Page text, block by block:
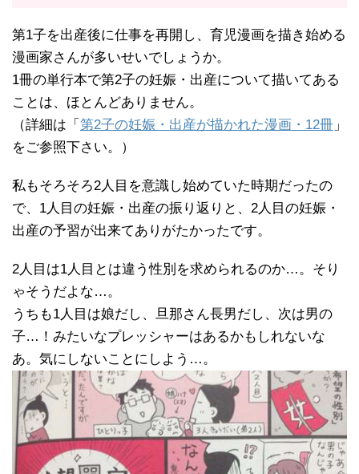
第1子を出産後に仕事を再開し、育児漫画を描き始める
漫画家さんが多いせいでしょうか。
1冊の単行本で第2子の妊娠・出産について描いてある
ことは、ほとんどありません。
（詳細は「 第2子の妊娠・出産が描かれた漫画・12冊 」
をご参照下さい。）
私もそろそろ2人目を意識し始めていた時期だったの
で、1人目の妊娠・出産の振り返りと、2人目の妊娠・
出産の予習が出来てありがたかったです。
2人目は1人目とは違う性別を求められるのか…。そり
ゃそうだよな…。
うちも1人目は娘だし、旦那さん長男だし、次は男の
子…！みたいなプレッシャーはあるかもしれないな
あ。気にしないことにしよう…。